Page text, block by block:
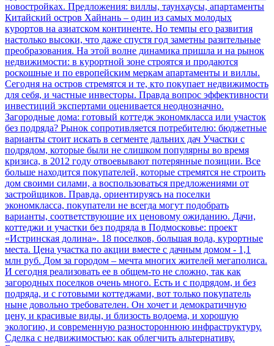
новостройках. Предложения: виллы, таунхаусы, апартаменты
Китайский остров Хайнань – один из самых молодых
курортов на азиатском континенте. Но темпы его развития
настолько высоки, что даже спустя год заметны разительные
преобразования. На этой волне динамика пришла и на рынок
недвижимости: в курортной зоне строятся и продаются
роскошные и по европейским меркам апартаменты и виллы.
Сегодня на остров стремятся и те, кто покупает недвижимость
для себя, и частные инвесторы. Правда вопрос эффективности
инвестиций экспертами оценивается неоднозначно.
Загородные дома: готовый коттедж экономкласса или участок
без подряда? Рынок сопротивляется потребителю: бюджетные
варианты стоит искать в сегменте дальних дач Участки с
подрядом, которые были не слишком популярны во время
кризиса, в 2012 году отвоевывают потерянные позиции. Все
больше находится покупателей, которые стремятся не строить
дом своими силами, а воспользоваться предложениями от
застройщиков. Правда, ориентируясь на поселки
экономкласса, покупатели не всегда могут подобрать
варианты, соответствующие их ценовому ожиданию. Дачи,
коттеджи и участки без подряда в Подмосковье: проект
«Истринская долина». 18 поселков, большая вода, курортные
места. Цена участка по акции вместе с дачным домом - 1,1
млн руб. Дом за городом – мечта многих жителей мегаполиса.
И сегодня реализовать ее в общем-то не сложно, так как
загородных поселков очень много. Есть и с подрядом, и без
подряда, и с готовыми коттеджами, вот только покупатель
ныне довольно требователен. Он хочет и демократичную
цену, и красивые виды, и близость водоема, и хорошую
экологию, и современную разностороннюю инфраструктуру.
Сделка с недвижимостью: как облегчить альтернативу.